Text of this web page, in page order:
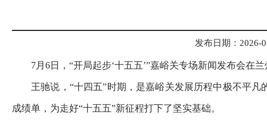
发布日期：2026-
7月6日，“开局起步‘十五五’”嘉峪关专场新闻发布会
王驰说，“十四五”时期，是嘉峪关发展历程中极不平
成绩单，为走好“十五五”新征程打下了坚实基础。